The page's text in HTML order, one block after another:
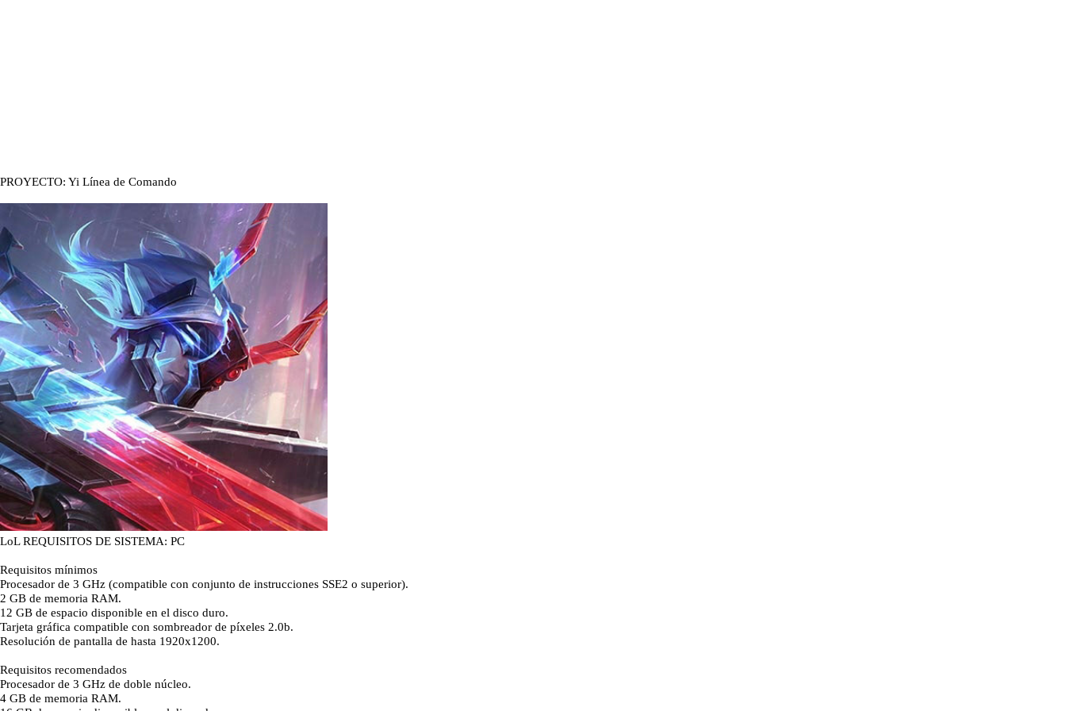
PROYECTO: Yi Línea de Comando
LoL REQUISITOS DE SISTEMA: PC
Requisitos mínimos
Procesador de 3 GHz (compatible con conjunto de instrucciones SSE2 o superior).
2 GB de memoria RAM.
12 GB de espacio disponible en el disco duro.
Tarjeta gráfica compatible con sombreador de píxeles 2.0b.
Resolución de pantalla de hasta 1920x1200.
Requisitos recomendados
Procesador de 3 GHz de doble núcleo.
4 GB de memoria RAM.